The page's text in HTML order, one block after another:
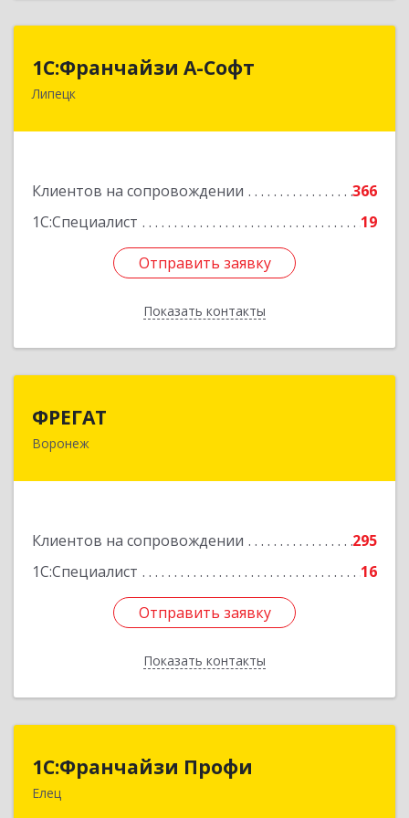
1С:Франчайзи А-Софт
Липецк
Клиентов на сопровождении
366
1С:Специалист
19
Отправить заявку
Показать контакты
1С:Франчайзи А-Софт
398059, Липецкая обл, Липецк г, Фрунзе ул,
Отправить заявку
Назад
ФРЕГАТ
Воронеж
Клиентов на сопровождении
295
1С:Специалист
16
Отправить заявку
Показать контакты
Отправить заявку
Назад
1С:Франчайзи Профи
Елец
1С:Франчайзи Профи